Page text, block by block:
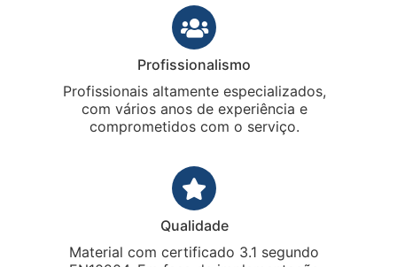
Profissionalismo
Profissionais altamente especializados,
com vários anos de experiência e
comprometidos com o serviço.
Qualidade
Material com certificado 3.1 segundo